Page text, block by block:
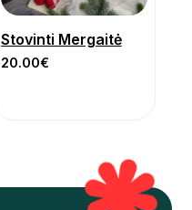
Stovinti Mergaitė
20.00€